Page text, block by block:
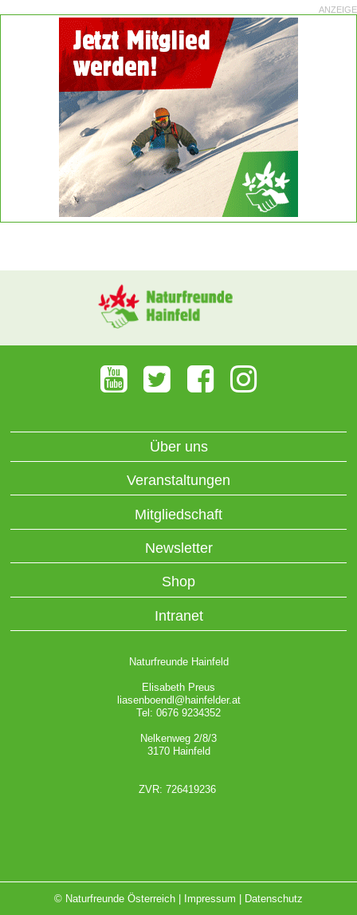
ANZEIGE
Über uns
Veranstaltungen
Mitgliedschaft
Newsletter
Shop
Intranet
Naturfreunde Hainfeld
Elisabeth Preus
liasenboendl@hainfelder.at
Tel: 0676 9234352
Nelkenweg 2/8/3
3170 Hainfeld
ZVR: 726419236
© Naturfreunde Österreich | Impressum Datenschutz